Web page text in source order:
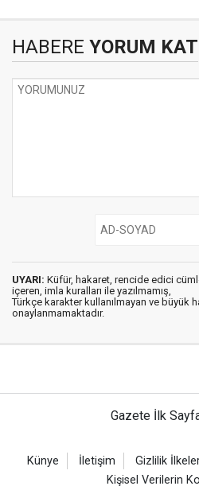
HABERE YORUM KAT
UYARI: Küfür, hakaret, rencide edici
içeren, imla kuralları ile yazılmamış,
Türkçe karakter kullanılmayan ve büyük
onaylanmamaktadır.
Gazete İlk
Künye İletişim Gizlilik
Kişisel Verilerin